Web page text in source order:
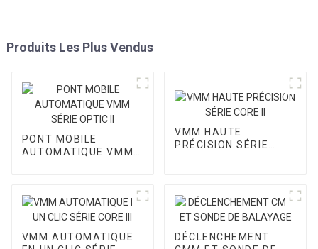
Produits Les Plus Vendus
PONT MOBILE
AUTOMATIQUE VMM
VMM HAUTE
PRÉCISION SÉRIE
VMM AUTOMATIQUE
DÉCLENCHEMENT